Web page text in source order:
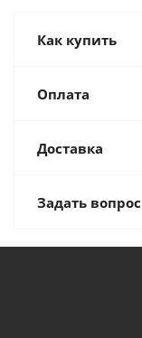
Как купить
Оплата
Доставка
Задать вопрос